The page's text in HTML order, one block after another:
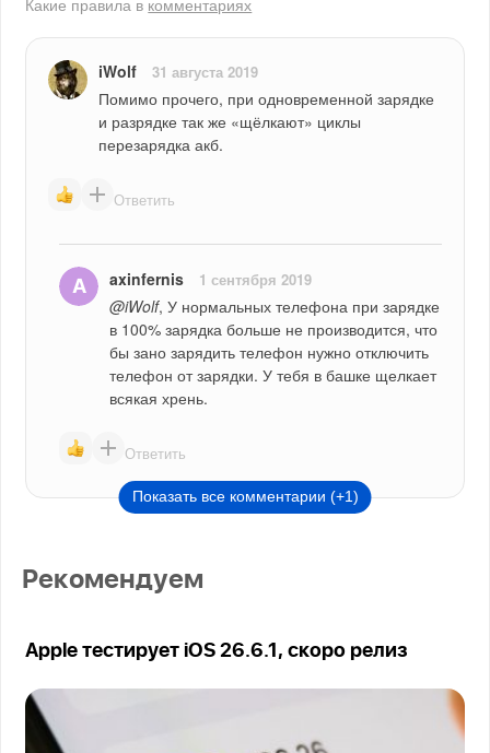
iWolf 31 августа 2019
Помимо прочего, при одновременной зарядке
и разрядке так же «щёлкают» циклы
перезарядка акб.
Ответить
axinfernis 1 сентября 2019
@iWolf, У нормальных телефона при зарядке
в 100% зарядка больше не производится, что
бы зано зарядить телефон нужно отключить
телефон от зарядки. У тебя в башке щелкает
всякая хрень.
Ответить
Показать все комментарии (+1)
Рекомендуем
Apple тестирует iOS 26.6.1, скоро релиз